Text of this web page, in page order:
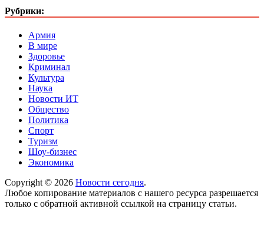
Рубрики:
Армия
В мире
Здоровье
Криминал
Культура
Наука
Новости ИТ
Общество
Политика
Спорт
Туризм
Шоу-бизнес
Экономика
Copyright © 2026 Новости сегодня.
Любое копирование материалов с нашего ресурса разрешается
только с обратной активной ссылкой на страницу статьи.